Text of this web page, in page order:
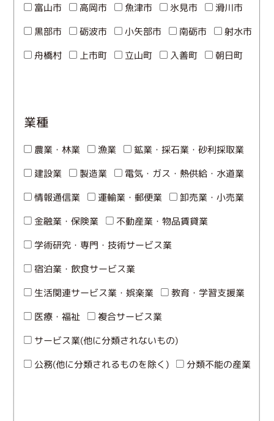
富山市 高岡市 魚津市 氷見市
滑川市
黒部市
砺波市 小矢部市 南砺市
射水市
舟橋村
上市町 立山町 入善町 朝日町
業種
農業・林業 漁業 鉱業・採石業・砂利採取業
建設業 製造業 電気・ガス・熱供給・水道業
情報通信業 運輸業・郵便業
卸売業・小売業
金融業・保険業
不動産業・物品賃貸業
学術研究・専門・技術サービス業
宿泊業・飲食サービス業
生活関連サービス業・娯楽業 教育・学習支援業
医療・福祉 複合サービス業
サービス業(他に分類されないもの)
公務(他に分類されるものを除く) 分類不能の産業